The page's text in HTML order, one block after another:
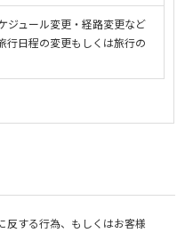
ジュール変更・経路変更など
行日程の変更もしくは旅行の
反する行為、もしくはお客様